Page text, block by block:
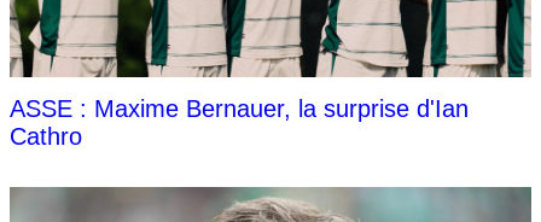
ASSE : Maxime Bernauer, la surprise d'Ian
Cathro